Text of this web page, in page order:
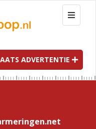
T
o
g
l
e
n
ADVERTENTIE